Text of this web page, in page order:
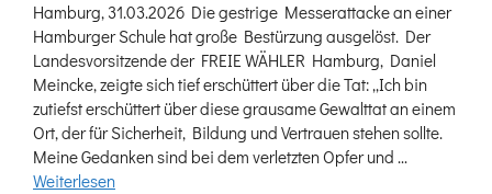
Hamburg, 31.03.2026 Die gestrige Messerattacke an einer
Hamburger Schule hat große Bestürzung ausgelöst. Der
Landesvorsitzende der FREIE WÄHLER Hamburg, Daniel
Meincke, zeigte sich tief erschüttert über die Tat: „Ich bin
zutiefst erschüttert über diese grausame Gewalttat an einem
Ort, der für Sicherheit, Bildung und Vertrauen stehen sollte.
Meine Gedanken sind bei dem verletzten Opfer und …
Weiterlesen